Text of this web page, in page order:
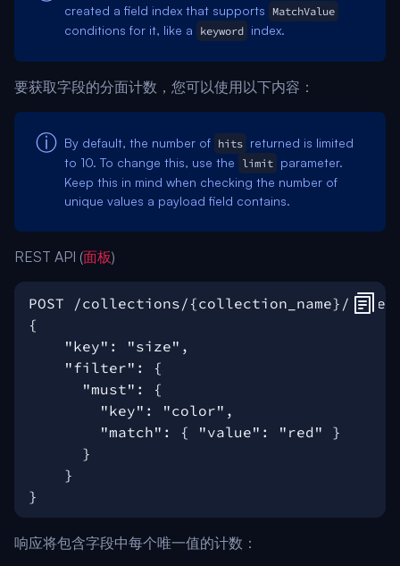
created a field index that supports MatchValue
conditions for it, like a keyword index.
要获取字段的分面计数，您可以使用以下内容：
By default, the number of hits returned is limited
to 10. To change this, use the
limit parameter.
Keep this in mind when checking the number of
unique values a payload field contains.
REST API (面板)
响应将包含字段中每个唯一值的计数：